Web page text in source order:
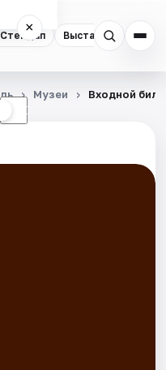
Стендап Выставки
×
☾
Музеи Входной